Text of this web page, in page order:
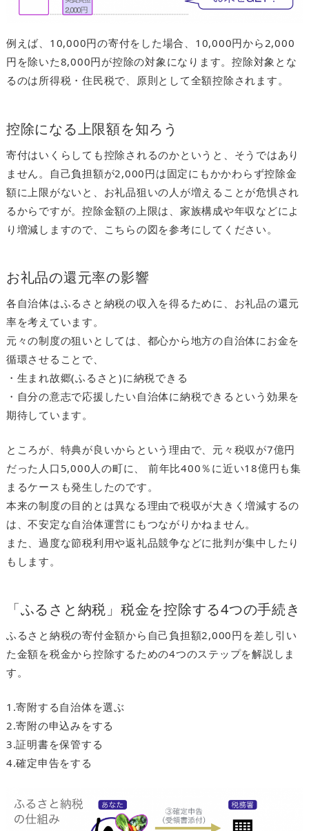
例えば、10,000円の寄付をした場合、10,000円から2,000
円を除いた8,000円が控除の対象になります。控除対象とな
るのは所得税・住民税で、原則として全額控除されます。
控除になる上限額を知ろう
寄付はいくらしても控除されるのかというと、そうではあり
ません。自己負担額が2,000円は固定にもかかわらず控除金
額に上限がないと、お礼品狙いの人が増えることが危惧され
るからですが。控除金額の上限は、家族構成や年収などによ
り増減しますので、こちらの図を参考にしてください。
お礼品の還元率の影響
各自治体はふるさと納税の収入を得るために、お礼品の還元
率を考えています。
元々の制度の狙いとしては、都心から地方の自治体にお金を
循環させることで、
・生まれ故郷(ふるさと)に納税できる
・自分の意志で応援したい自治体に納税できるという効果を
期待しています。
ところが、特典が良いからという理由で、元々税収が7億円
だった人口5,000人の町に、 前年比400％に近い18億円も集
まるケースも発生したのです。
本来の制度の目的とは異なる理由で税収が大きく増減するの
は、不安定な自治体運営にもつながりかねません。
また、過度な節税利用や返礼品競争などに批判が集中したり
もします。
「ふるさと納税」税金を控除する4つの手続き
ふるさと納税の寄付金額から自己負担額2,000円を差し引い
た金額を税金から控除するための4つのステップを解説しま
す。
1.寄附する自治体を選ぶ
2.寄附の申込みをする
3.証明書を保管する
4.確定申告をする